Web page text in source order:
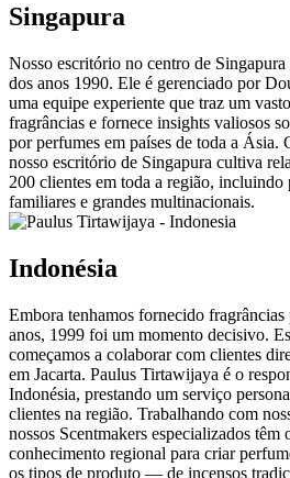
Singapura
Nosso escritório no centro de
dos anos 1990. Ele é gerenciado por
uma equipe experiente que traz um
fragrâncias e fornece insights valiosos
por perfumes em países de toda a
nosso escritório de Singapura cultiva
200 clientes em toda a região, incluindo
familiares e grandes multinacionais.
Indonésia
Embora tenhamos fornecido
anos, 1999 foi um momento decisivo.
começamos a colaborar com clientes
em Jacarta. Paulus Tirtawijaya é o
Indonésia, prestando um serviço
clientes na região. Trabalhando com
nossos Scentmakers especializados
conhecimento regional para criar
os tipos de produto — de incensos